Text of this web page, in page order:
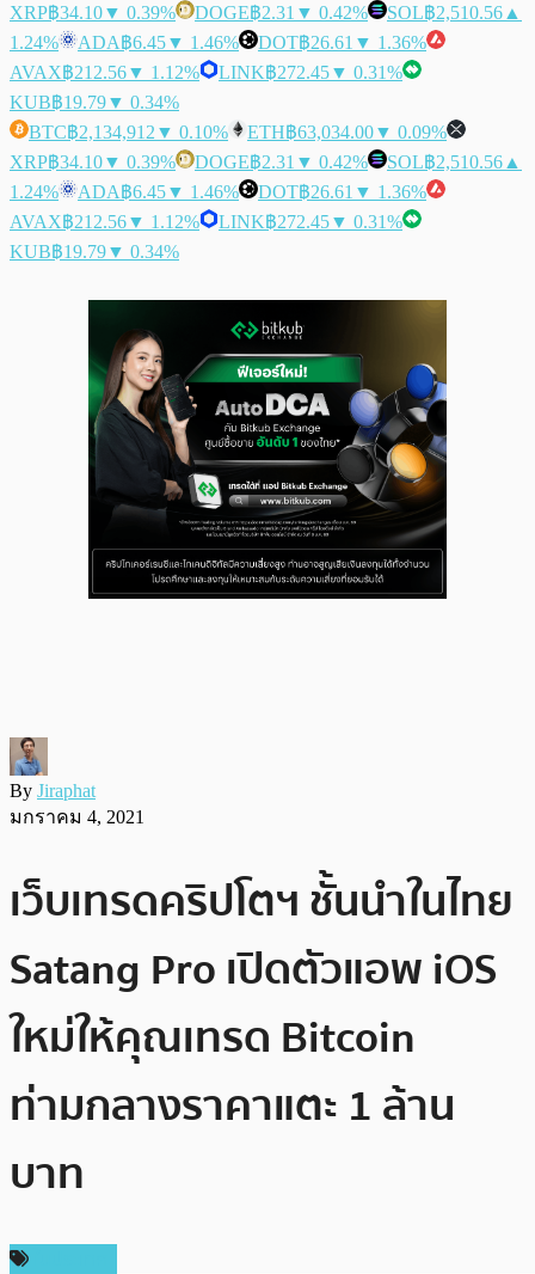
XRP฿34.10▼ 0.39% DOGE฿2.31 ▼ 0.42% SOL฿2,510.56 ▲
1.24%
ADA฿6.45▼ 1.46% DOT฿26.61 ▼ 1.36%
AVAX฿212.56▼ 1.12% LINK฿272.45▼ 0.31%
KUB฿19.79▼ 0.34%
BTC฿2,134,912 ▼ 0.10% ETH฿63,034.00▼ 0.09%
XRP฿34.10▼ 0.39% DOGE฿2.31 ▼ 0.42% SOL฿2,510.56 ▲
1.24%
ADA฿6.45▼ 1.46% DOT฿26.61 ▼ 1.36%
AVAX฿212.56▼ 1.12% LINK฿272.45▼ 0.31%
KUB฿19.79▼ 0.34%
By Jiraphat
มกราคม 4, 2021
เว็บเทรดคริปโตฯ ชั้นนำในไทย
Satang Pro เปิดตัวแอพ iOS
ใหม่ให้คุณเทรด Bitcoin
ท่ามกลางราคาแตะ 1 ล้าน
บาท